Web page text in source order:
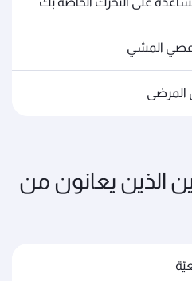
المشي
المرضى
الذين يعانون من